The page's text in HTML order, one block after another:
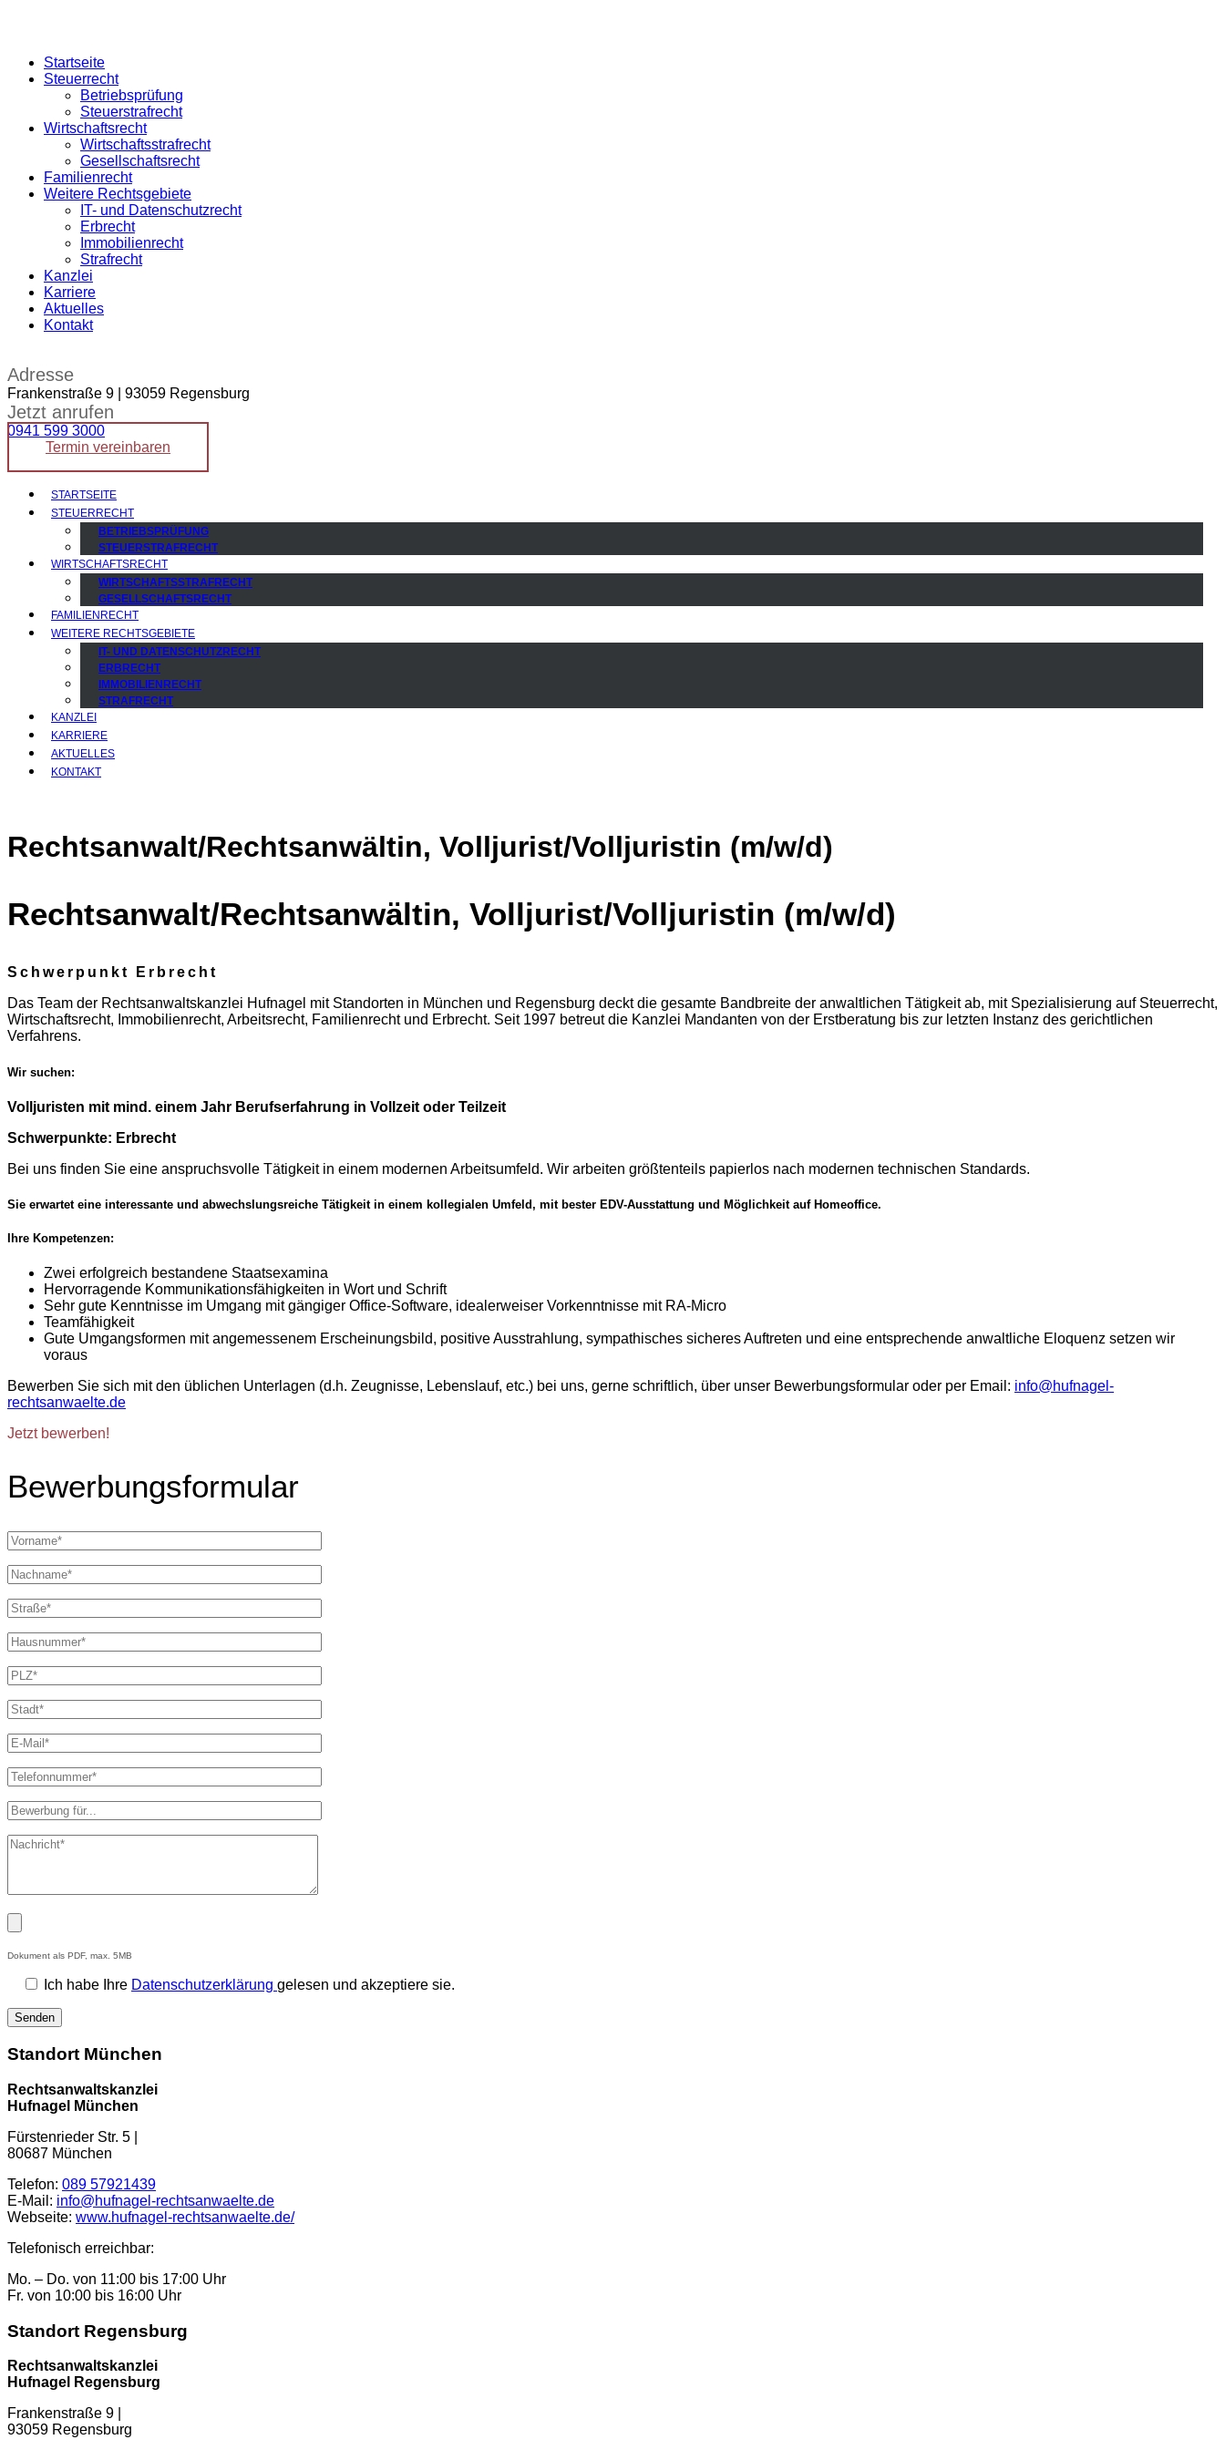
Startseite
Steuerrecht
Betriebsprüfung
Steuerstrafrecht
Wirtschaftsrecht
Wirtschaftsstrafrecht
Gesellschaftsrecht
Familienrecht
Weitere Rechtsgebiete
IT- und Datenschutzrecht
Erbrecht
Immobilienrecht
Strafrecht
Kanzlei
Karriere
Aktuelles
Kontakt
Adresse
Frankenstraße 9 | 93059 Regensburg
Jetzt anrufen
0941 599 3000
Termin vereinbaren
STARTSEITE
STEUERRECHT
BETRIEBSPRÜFUNG
STEUERSTRAFRECHT
WIRTSCHAFTSRECHT
WIRTSCHAFTSSTRAFRECHT
GESELLSCHAFTSRECHT
FAMILIENRECHT
WEITERE RECHTSGEBIETE
IT- UND DATENSCHUTZRECHT
ERBRECHT
IMMOBILIENRECHT
STRAFRECHT
KANZLEI
KARRIERE
AKTUELLES
KONTAKT
Rechtsanwalt/Rechtsanwältin, Volljurist/Volljuristin (m/w/d)
Rechtsanwalt/Rechtsanwältin, Volljurist/Volljuristin (m/w/d)
Schwerpunkt Erbrecht
Das Team der Rechtsanwaltskanzlei Hufnagel mit Standorten in München und Regensburg deckt die gesamte Bandbreite der anwaltlichen Tätigkeit ab, mit Spezialisierung auf Steuerrecht,
Wirtschaftsrecht, Immobilienrecht, Arbeitsrecht, Familienrecht und Erbrecht. Seit 1997 betreut die Kanzlei Mandanten von der Erstberatung bis zur letzten Instanz des gerichtlichen
Verfahrens.
Wir suchen:
Volljuristen mit mind. einem Jahr Berufserfahrung in Vollzeit oder Teilzeit
Schwerpunkte: Erbrecht
Bei uns finden Sie eine anspruchsvolle Tätigkeit in einem modernen Arbeitsumfeld. Wir arbeiten größtenteils papierlos nach modernen technischen Standards.
Sie erwartet eine interessante und abwechslungsreiche Tätigkeit in einem kollegialen Umfeld, mit bester EDV-Ausstattung und Möglichkeit auf Homeoffice.
Ihre Kompetenzen:
Zwei erfolgreich bestandene Staatsexamina
Hervorragende Kommunikationsfähigkeiten in Wort und Schrift
Sehr gute Kenntnisse im Umgang mit gängiger Office-Software, idealerweiser Vorkenntnisse mit RA-Micro
Teamfähigkeit
Gute Umgangsformen mit angemessenem Erscheinungsbild, positive Ausstrahlung, sympathisches sicheres Auftreten und eine entsprechende anwaltliche Eloquenz setzen wir
voraus
Bewerben Sie sich mit den üblichen Unterlagen (d.h. Zeugnisse, Lebenslauf, etc.) bei uns, gerne schriftlich, über unser Bewerbungsformular oder per Email: info@hufnagel-
rechtsanwaelte.de
Jetzt bewerben!
Bewerbungsformular
Dokument als PDF, max. 5MB
Ich habe Ihre Datenschutzerklärung gelesen und akzeptiere sie.
Standort München
Rechtsanwaltskanzlei
Hufnagel München
Fürstenrieder Str. 5
80687 München
Telefon: 089 57921439
E-Mail: info@hufnagel-rechtsanwaelte.de
Webseite: www.hufnagel-rechtsanwaelte.de/
Telefonisch erreichbar:
Mo. – Do. von 11:00 bis 17:00 Uhr
Fr. von 10:00 bis 16:00 Uhr
Standort Regensburg
Rechtsanwaltskanzlei
Hufnagel Regensburg
Frankenstraße 9 |
93059 Regensburg